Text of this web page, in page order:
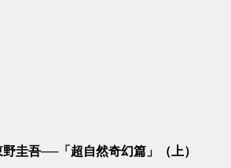
圭吾──「超自然奇幻篇」（上）